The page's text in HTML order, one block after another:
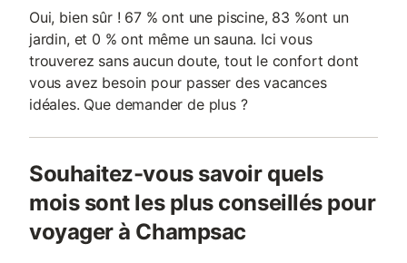
Oui, bien sûr ! 67 % ont une piscine, 83 %ont un
jardin, et 0 % ont même un sauna. Ici vous
trouverez sans aucun doute, tout le confort dont
vous avez besoin pour passer des vacances
idéales. Que demander de plus ?
Souhaitez-vous savoir quels
mois sont les plus conseillés pour
voyager à Champsac